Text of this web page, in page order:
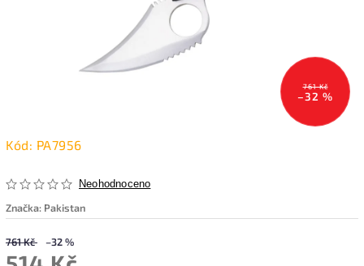
761 Kč
–32 %
Kód: PA7956
Neohodnoceno
Značka: Pakistan
761 Kč –32 %